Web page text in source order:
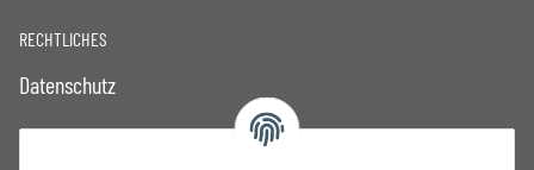
RECHTLICHES
Datenschutz
AGB